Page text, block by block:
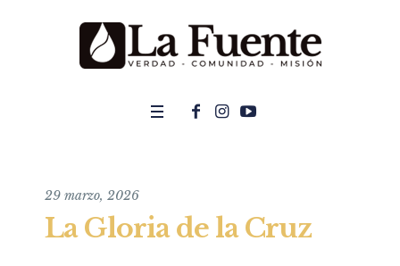
29 marzo, 2026
La Gloria de la Cruz